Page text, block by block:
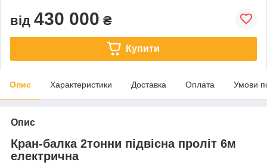
від 430 000 ₴
Купити
Опис Характеристики Доставка Оплата Умови
Опис
Кран-балка 2тонни підвісна проліт 6м
електрична